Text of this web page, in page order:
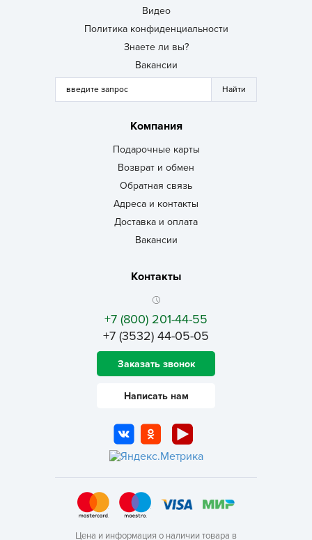
Видео
Политика конфиденциальности
Знаете ли вы?
Вакансии
Компания
Подарочные карты
Возврат и обмен
Обратная связь
Адреса и контакты
Доставка и оплата
Вакансии
Контакты
+7 (800) 201-44-55
+7 (3532) 44-05-05
Заказать звонок
Написать нам
Цена и информация о наличии товара в